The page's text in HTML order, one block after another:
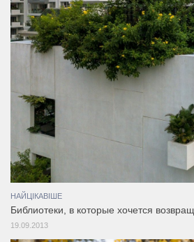
НАЙЦІКАВІШЕ
Библиотеки, в которые хочется
19.09.2013